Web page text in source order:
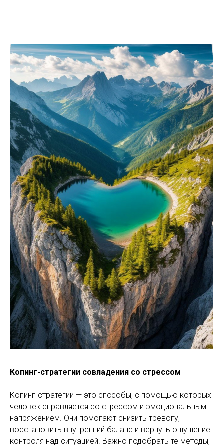
Копинг-стратегии совладения со стрессом
Копинг-стратегии — это способы, с помощью которых
человек справляется со стрессом и эмоциональным
напряжением. Они помогают снизить тревогу,
восстановить внутренний баланс и вернуть ощущение
контроля над ситуацией. Важно подобрать те методы,